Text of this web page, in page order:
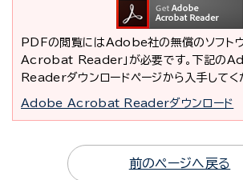
PDFの閲覧にはAdobe社の無償のソフト
Acrobat Reader」が必要です。下記
Readerダウンロードページから入手してく
Adobe Acrobat Readerダウンロード
前のページへ戻る